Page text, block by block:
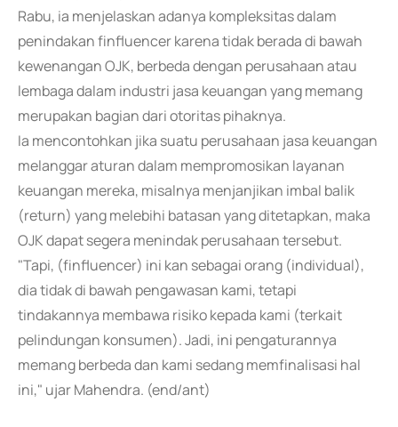
Rabu, ia menjelaskan adanya kompleksitas dalam
penindakan finfluencer karena tidak berada di bawah
kewenangan OJK, berbeda dengan perusahaan atau
lembaga dalam industri jasa keuangan yang memang
merupakan bagian dari otoritas pihaknya.
Ia mencontohkan jika suatu perusahaan jasa keuangan
melanggar aturan dalam mempromosikan layanan
keuangan mereka, misalnya menjanjikan imbal balik
(return) yang melebihi batasan yang ditetapkan, maka
OJK dapat segera menindak perusahaan tersebut.
"Tapi, (finfluencer) ini kan sebagai orang (individual),
dia tidak di bawah pengawasan kami, tetapi
tindakannya membawa risiko kepada kami (terkait
pelindungan konsumen). Jadi, ini pengaturannya
memang berbeda dan kami sedang memfinalisasi hal
ini," ujar Mahendra. (end/ant)